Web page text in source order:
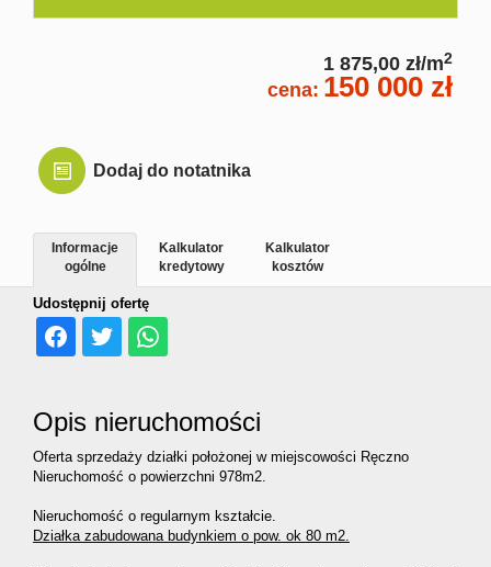
1 875,00 zł/m2
cena: 150 000 zł
Dodaj do notatnika
Udostępnij ofertę
Informacje
ogólne
Kalkulator
kredytowy
Kalkulator
kosztów
Opis nieruchomości
Oferta sprzedaży działki położonej w miejscowości Ręczno
Nieruchomość o powierzchni 978m2.
Nieruchomość o regularnym kształcie.
Działka zabudowana budynkiem o pow. ok 80 m2.